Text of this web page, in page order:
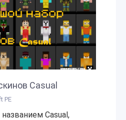
Casual
PE
Casual,